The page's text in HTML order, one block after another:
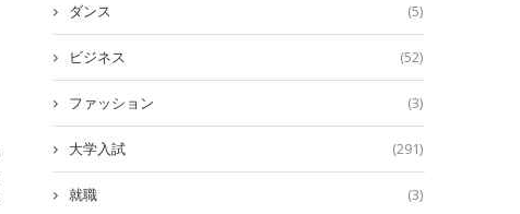
ダンス (5)
ビジネス (52)
ファッション (3)
大学入試 (291)
就職 (3)